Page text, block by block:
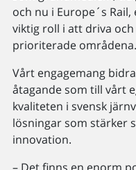
och nu i Europe´s
viktig roll i att driva
prioriterade områdena.
Vårt engagemang
åtagande som till vårt
kvaliteten i svensk
lösningar som stärker
innovation.